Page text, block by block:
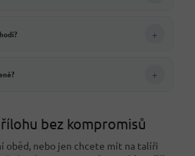
+
+
bez kompromisů
oběd, nebo jen chcete mít na talíři